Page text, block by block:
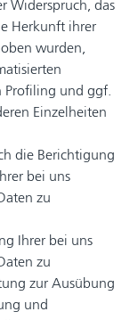
Widerspruch, das
Herkunft ihrer
wurden,
Profiling und ggf.
Einzelheiten
die Berichtigung
bei uns
zu
Ihrer bei uns
zu
zur Ausübung
und